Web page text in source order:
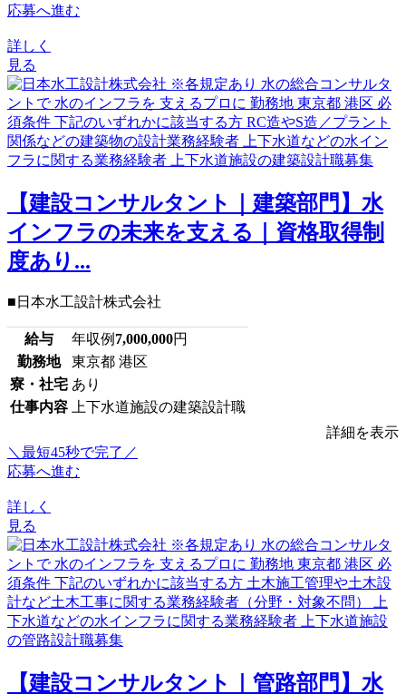
応募へ進む
詳しく
見る
【建設コンサルタント｜建築部門】水
インフラの未来を支える｜資格取得制
度あり...
■日本水工設計株式会社
給与 年収例 7,000,000円
勤務地
東京都 港区
寮・社宅 あり
仕事内容 上下水道施設の建築設計職
詳細を表示
＼最短45秒で完了／
応募へ進む
詳しく
見る
【建設コンサルタント｜管路部門】水